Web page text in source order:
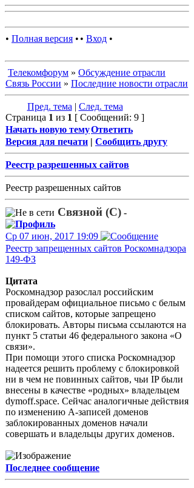
• Полная версия • • Вход •
Телекомфорум » Обсуждение отрасли
Связь России » Последние новости отрасли
Пред. тема | След. тема
Страница 1 из 1 [ Сообщений: 9 ]
Начать новую темуОтветить
Версия для печати | Сообщить другу
Реестр разрешенных сайтов
Реестр разрешенных сайтов
Связной (С) -
Ср 07 июн, 2017 19:09
Реестр запрещенных сайтов Роскомнадзора
149-ФЗ
Цитата
Роскомнадзор разослал российским
провайдерам официальное письмо с белым
списком сайтов, которые запрещено
блокировать. Авторы письма ссылаются на
пункт 5 статьи 46 федерального закона «О
связи».
При помощи этого списка Роскомнадзор
надеется решить проблему с блокировкой
ни в чем не повинных сайтов, чьи IP были
внесены в качестве «родных» владельцем
dymoff.space. Сейчас аналогичные действия
по изменению A-записей доменов
заблокированных доменов начали
совершать и владельцы других доменов.
Последнее сообщение